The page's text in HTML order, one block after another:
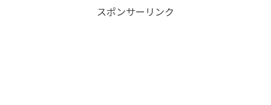
スポンサーリンク